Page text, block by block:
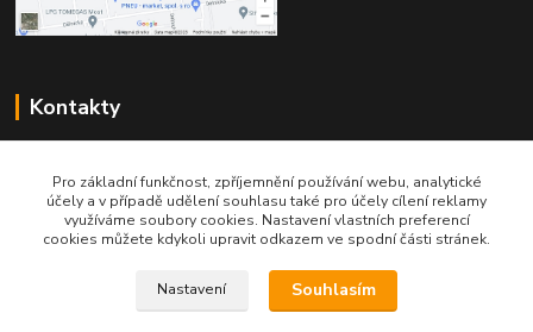
Kontakty
Telefon do našeho obchodu : 774 993 479
Pro základní funkčnost, zpříjemnění používání webu, analytické
účely a v případě udělení souhlasu také pro účely cílení reklamy
využíváme soubory cookies. Nastavení vlastních preferencí
cookies můžete kdykoli upravit odkazem ve spodní části stránek.
Nastavení Souhlasím